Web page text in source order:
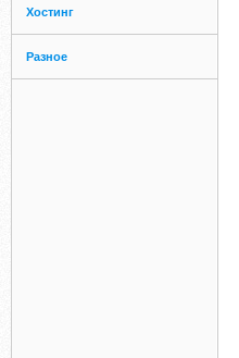
Хостинг
Разное